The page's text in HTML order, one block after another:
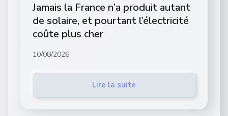
Jamais la France n’a produit autant
de solaire, et pourtant l’électricité
coûte plus cher
10/08/2026
Lire la suite